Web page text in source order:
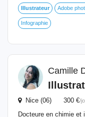
Illustrateur Adobe
Infographie
Camille
Nice (06) 300 €/
Docteure en chimie